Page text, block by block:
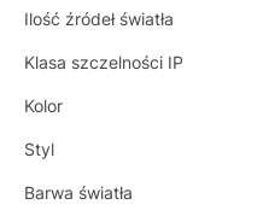
Ilość źródeł światła
Klasa szczelności IP
Kolor
Styl
Barwa światła